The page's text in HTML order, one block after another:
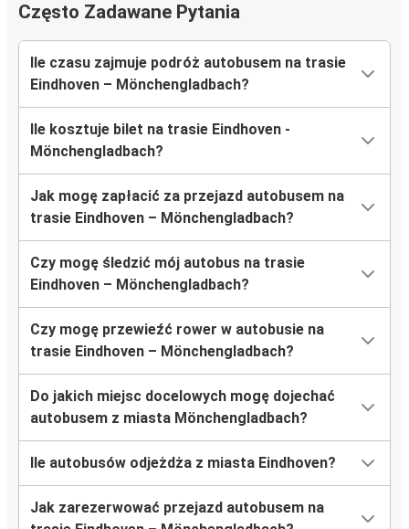
Często Zadawane Pytania
Ile czasu zajmuje podróż autobusem na trasie
Eindhoven – Mönchengladbach?
Ile kosztuje bilet na trasie Eindhoven -
Mönchengladbach?
Jak mogę zapłacić za przejazd autobusem na
trasie Eindhoven – Mönchengladbach?
Czy mogę śledzić mój autobus na trasie
Eindhoven – Mönchengladbach?
Czy mogę przewieźć rower w autobusie na
trasie Eindhoven – Mönchengladbach?
Do jakich miejsc docelowych mogę dojechać
autobusem z miasta Mönchengladbach?
Ile autobusów odjeżdża z miasta Eindhoven?
Jak zarezerwować przejazd autobusem na